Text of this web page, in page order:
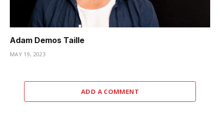
Adam Demos Taille
MAY 19, 2023
ADD A COMMENT